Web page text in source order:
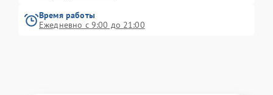
Время работы
Ежедневно с 9:00 до 21:00